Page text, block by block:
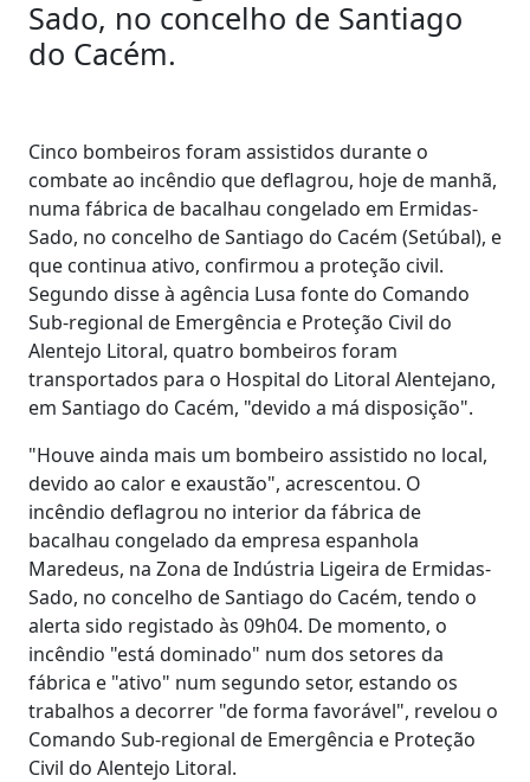
Sado, no concelho de Santiago
do Cacém.
Cinco bombeiros foram assistidos durante o
combate ao incêndio que deflagrou, hoje de manhã,
numa fábrica de bacalhau congelado em Ermidas-
Sado, no concelho de Santiago do Cacém (Setúbal), e
que continua ativo, confirmou a proteção civil.
Segundo disse à agência Lusa fonte do Comando
Sub-regional de Emergência e Proteção Civil do
Alentejo Litoral, quatro bombeiros foram
transportados para o Hospital do Litoral Alentejano,
em Santiago do Cacém, "devido a má disposição".
"Houve ainda mais um bombeiro assistido no local,
devido ao calor e exaustão", acrescentou. O
incêndio deflagrou no interior da fábrica de
bacalhau congelado da empresa espanhola
Maredeus, na Zona de Indústria Ligeira de Ermidas-
Sado, no concelho de Santiago do Cacém, tendo o
alerta sido registado às 09h04. De momento, o
incêndio "está dominado" num dos setores da
fábrica e "ativo" num segundo setor, estando os
trabalhos a decorrer "de forma favorável", revelou o
Comando Sub-regional de Emergência e Proteção
Civil do Alentejo Litoral.